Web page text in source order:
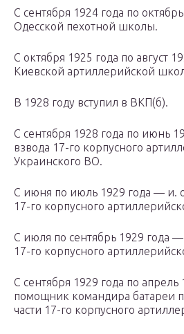
С сентября 1924 года по
Одесской пехотной школы.
С октября 1925 года по август
Киевской артиллерийской
В 1928 году вступил в ВКП(б).
С сентября 1928 года по июнь
взвода 17-го корпусного
Украинского ВО.
С июня по июль 1929 года — и.
17-го корпусного
С июля по сентябрь 1929 года
17-го корпусного
С сентября 1929 года по
помощник командира батареи
части 17-го корпусного